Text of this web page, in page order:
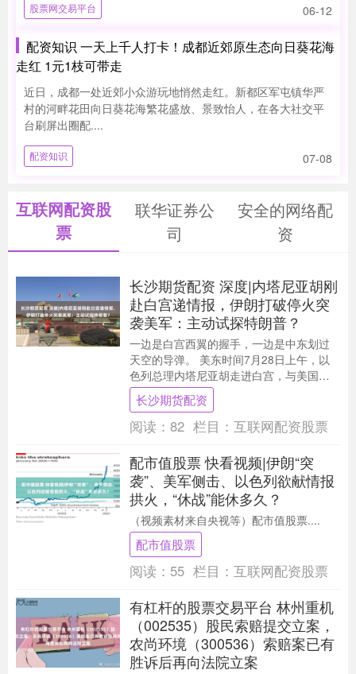
股票网交易平台 06-12
配资知识 一天上千人打卡！成都近郊原生态向日葵花海
走红 1元1枝可带走
近日，成都一处近郊小众游玩地悄然走红。新都区军屯镇华严
村的河畔花田向日葵花海繁花盛放、景致怡人，在各大社交平
台刷屏出圈配....
配资知识 07-08
互联网配资股
票
联华证券公
司
安全的网络配
资
长沙期货配资 深度|内塔尼亚胡刚
赴白宫递情报，伊朗打破停火突
袭美军：主动试探特朗普？
一边是白宫西翼的握手，一边是中东划过
天空的导弹。 美东时间7月28日上午，以
色列总理内塔尼亚胡走进白宫，与美国总
统特朗普会晤，游说美国“硬对”伊朗。 数
小时后，....
长沙期货配资
阅读： 82 栏目： 互联网配资股票
配市值股票 快看视频|伊朗“突
袭”、美军侧击、以色列欲献情报
拱火，“休战”能休多久？
（视频素材来自央视等）配市值股票....
配市值股票
阅读： 55 栏目： 互联网配资股票
有杠杆的股票交易平台 林州重机
（002535）股民索赔提交立案，
农尚环境（300536）索赔案已有
胜诉后再向法院立案